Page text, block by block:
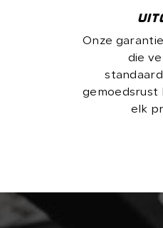
Onze
die
gemoedsrust
elk